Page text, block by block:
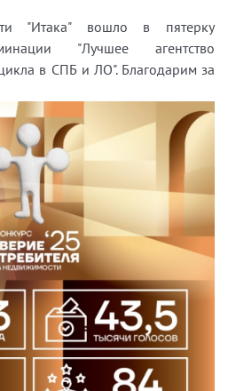
"Итака" вошло в пятерку
"Лучшее агентство
в СПБ и ЛО". Благодарим за